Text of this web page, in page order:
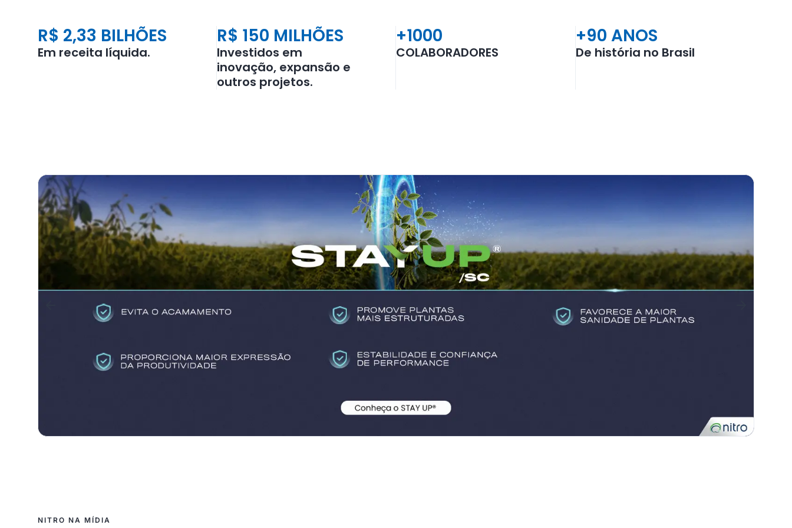
R$ 2,33 BILHÕES
Em receita líquida.
R$ 150 MILHÕES
Investidos em
inovação, expansão e
outros projetos.
+1000
COLABORADORES
+90 ANOS
De história no Brasil
NITRO NA MÍDIA